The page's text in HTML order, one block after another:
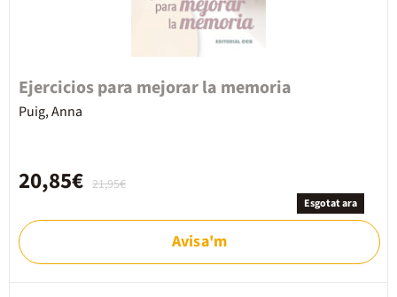
Ejercicios para mejorar la memoria
Puig, Anna
21,95€
20,85€
Esgotat ara
Avisa'm